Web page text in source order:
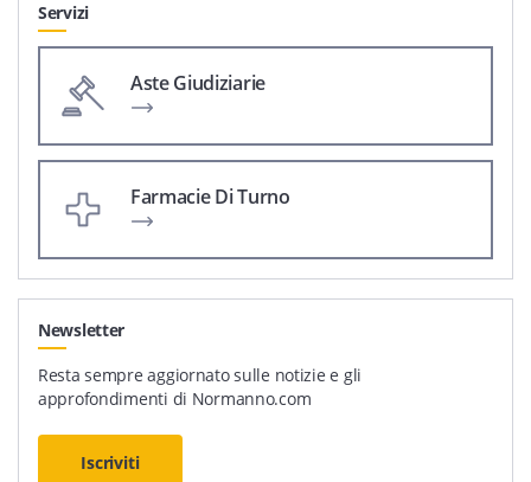
Servizi
Aste Giudiziarie
Farmacie Di Turno
Newsletter
Resta sempre aggiornato sulle notizie e gli
approfondimenti di Normanno.com
Iscriviti